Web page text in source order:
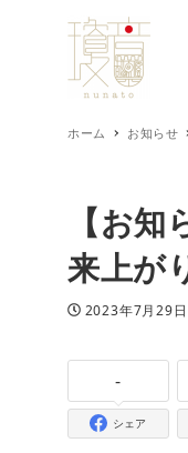
ホーム お知らせ
【お
来上が
投稿日
2023年7月29日
-
シェア